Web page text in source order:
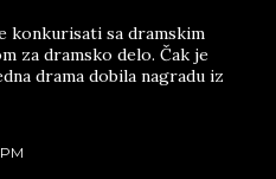
konkurisati sa dramskim
za dramsko delo. Čak je
drama dobila nagradu iz